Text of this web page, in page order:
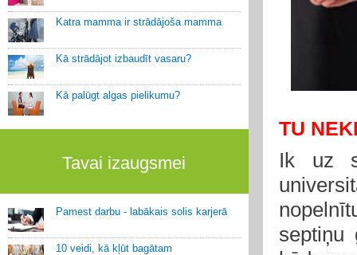
Katra mamma ir strādājoša mamma
Kā strādājot izbaudīt vasaru?
Kā palūgt algas pielikumu?
Tavai izaugsmei
Pamest darbu - labākais solis karjerā
10 veidi, kā kļūt bagātam
TU
Ik uz
septiņu